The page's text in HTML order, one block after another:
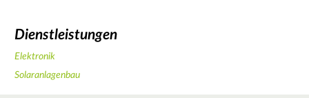
Dienstleistungen
Elektronik
Solaranlagenbau